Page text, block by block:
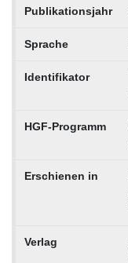
Publikationsjahr
Sprache
Identifikator
HGF-Programm
Erschienen in
Verlag